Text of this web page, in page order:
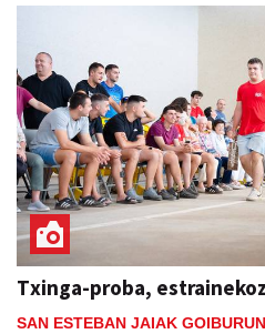
Txinga-proba,
SAN ESTEBAN JAIAK